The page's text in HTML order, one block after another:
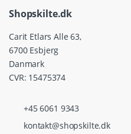
Shopskilte.dk
Carit Etlars Alle 63,
6700 Esbjerg
Danmark
CVR: 15475374
+45 6061 9343
kontakt@shopskilte.dk